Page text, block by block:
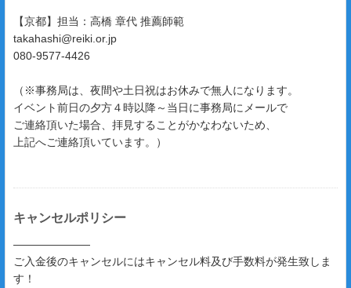
【京都】担当：高橋 章代 推薦師範
takahashi@reiki.or.jp
080-9577-4426
（※事務局は、夜間や土日祝はお休みで無人になります。
イベント前日の夕方４時以降～当日に事務局にメールで
ご連絡頂いた場合、拝見することがかなわないため、
上記へご連絡頂いています。）
キャンセルポリシー
―――――――
ご入金後のキャンセルにはキャンセル料及び手数料が発生致しま
す！